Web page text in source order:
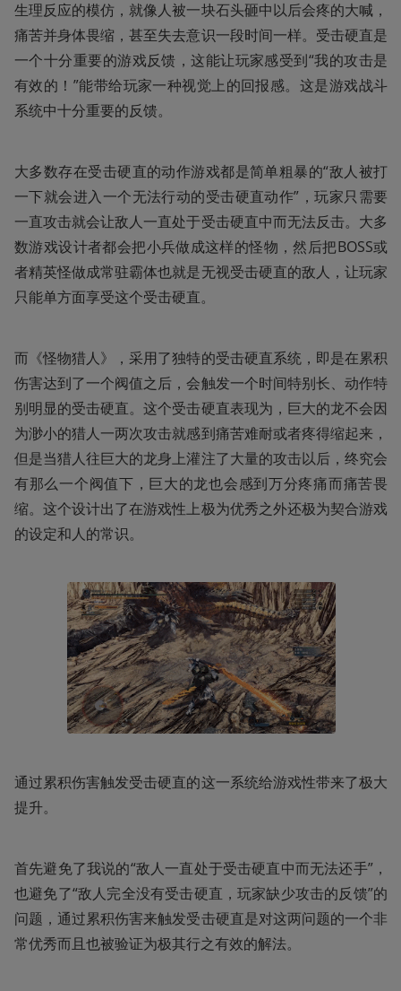
生理反应的模仿，就像人被一块石头砸中以后会疼的大喊，
痛苦并身体畏缩，甚至失去意识一段时间一样。受击硬直是
一个十分重要的游戏反馈，这能让玩家感受到“我的攻击是
有效的！”能带给玩家一种视觉上的回报感。这是游戏战斗
系统中十分重要的反馈。
大多数存在受击硬直的动作游戏都是简单粗暴的“敌人被打
一下就会进入一个无法行动的受击硬直动作”，玩家只需要
一直攻击就会让敌人一直处于受击硬直中而无法反击。大多
数游戏设计者都会把小兵做成这样的怪物，然后把BOSS或
者精英怪做成常驻霸体也就是无视受击硬直的敌人，让玩家
只能单方面享受这个受击硬直。
而《怪物猎人》，采用了独特的受击硬直系统，即是在累积
伤害达到了一个阀值之后，会触发一个时间特别长、动作特
别明显的受击硬直。这个受击硬直表现为，巨大的龙不会因
为渺小的猎人一两次攻击就感到痛苦难耐或者疼得缩起来，
但是当猎人往巨大的龙身上灌注了大量的攻击以后，终究会
有那么一个阀值下，巨大的龙也会感到万分疼痛而痛苦畏
缩。这个设计出了在游戏性上极为优秀之外还极为契合游戏
的设定和人的常识。
通过累积伤害触发受击硬直的这一系统给游戏性带来了极大
提升。
首先避免了我说的“敌人一直处于受击硬直中而无法还手”，
也避免了“敌人完全没有受击硬直，玩家缺少攻击的反馈”的
问题，通过累积伤害来触发受击硬直是对这两问题的一个非
常优秀而且也被验证为极其行之有效的解法。